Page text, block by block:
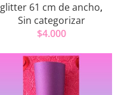
glitter 61 cm de ancho,
Sin categorizar
$4.000